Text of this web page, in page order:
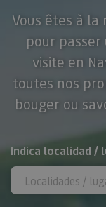
Vous êtes à
pour
visite en
toutes nos
bouger ou
Rechercher
Indica localidad /